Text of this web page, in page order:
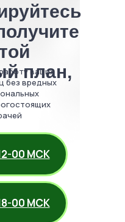
план,
ваших
без вредных
00 МСК
00 МСК